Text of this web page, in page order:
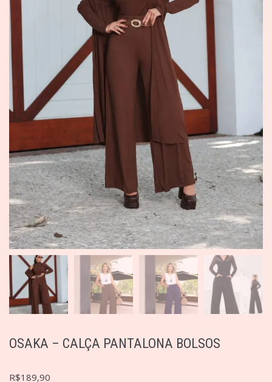
OSAKA – CALÇA PANTALONA BOLSOS
R$189,90